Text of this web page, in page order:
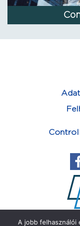
A jobb felhasználói